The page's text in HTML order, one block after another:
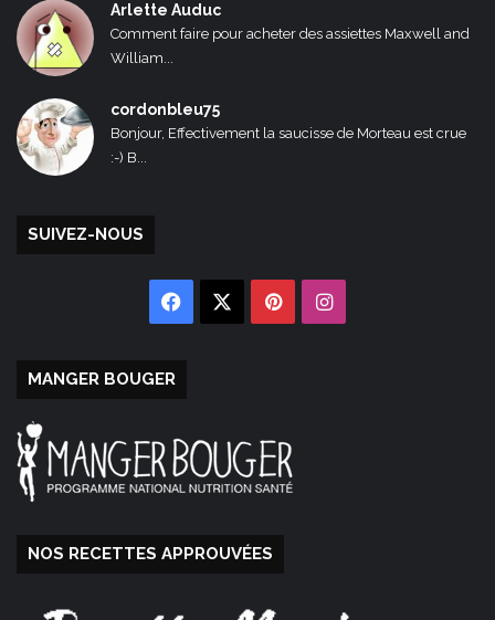
Arlette Auduc
Comment faire pour acheter des assiettes Maxwell and
William...
cordonbleu75
Bonjour, Effectivement la saucisse de Morteau est crue
:-) B...
SUIVEZ-NOUS
Facebook PinterestInstagram
MANGER BOUGER
NOS RECETTES APPROUVÉES